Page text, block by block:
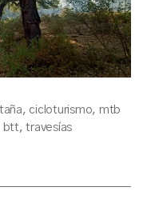
, cicloturismo, mtb
btt,travesías